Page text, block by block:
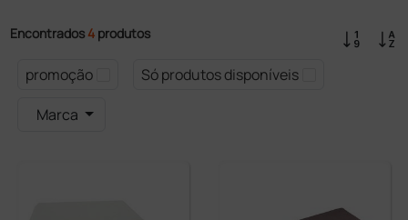
Encontrados 4 produtos
promoção
Só produtos disponíveis
Marca